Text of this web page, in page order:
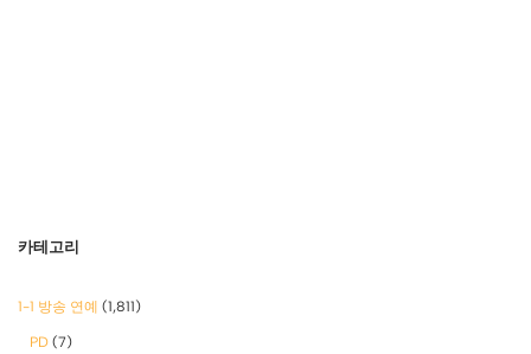
카테고리
1-1 방송 연예 (1,811)
PD (7)